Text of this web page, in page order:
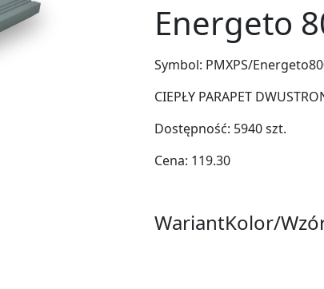
Energeto
Symbol: PMXPS/
CIEPŁY PARAPET
Dostępność: 5940szt.
Cena: 119.30
WariantKolor/